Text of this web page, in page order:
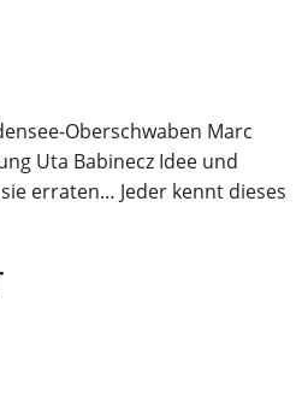
Oberschwaben Marc
Uta Babinecz Idee und
erraten… Jeder kennt dieses